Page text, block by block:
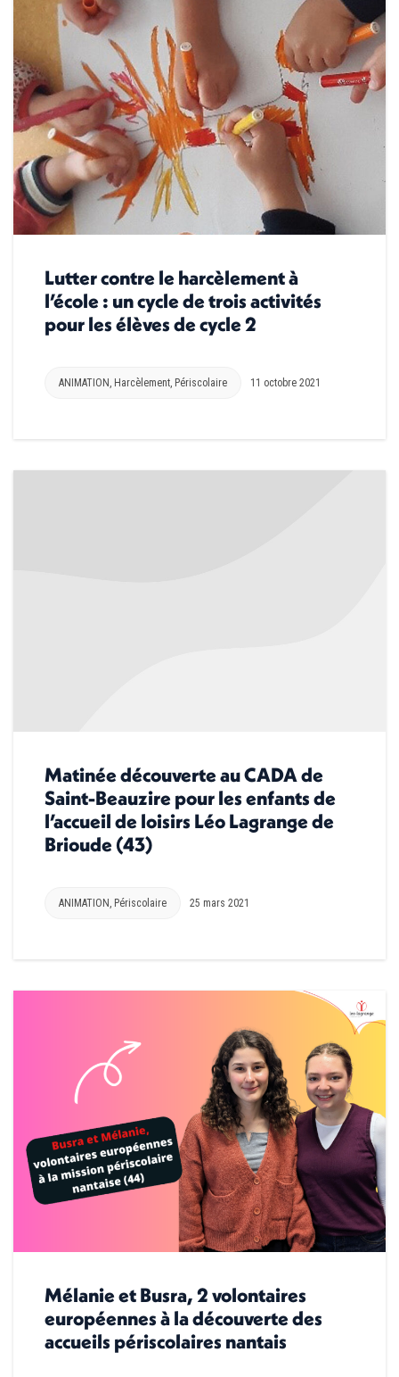
Lutter contre le harcèlement à
l’école : un cycle de trois activités
pour les élèves de cycle 2
ANIMATION , Harcèlement, Périscolaire 11 octobre 2021
Matinée découverte au CADA de
Saint-Beauzire pour les enfants de
l’accueil de loisirs Léo Lagrange de
Brioude (43)
ANIMATION , Périscolaire 25 mars 2021
Mélanie et Busra, 2 volontaires
européennes à la découverte des
accueils périscolaires nantais